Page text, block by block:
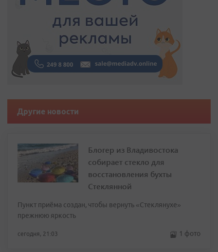
Другие новости
Блогер из Владивостока
собирает стекло для
восстановления бухты
Стеклянной
Пункт приёма создан, чтобы вернуть «Стеклянухе»
прежнюю яркость
сегодня, 21:03 1 фото